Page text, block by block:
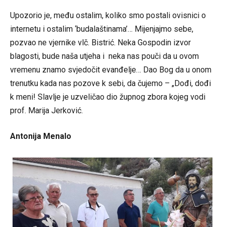
Upozorio je, među ostalim, koliko smo postali ovisnici o
internetu i ostalim ‘budalaštinama’… Mijenjajmo sebe,
pozvao ne vjernike vlč. Bistrić. Neka Gospodin izvor
blagosti, bude naša utjeha i neka nas pouči da u ovom
vremenu znamo svjedočit evanđelje… Dao Bog da u onom
trenutku kada nas pozove k sebi, da čujemo – „Dođi, dođi
k meni! Slavlje je uzveličao dio župnog zbora kojeg vodi
prof. Marija Jerković.
Antonija Menalo